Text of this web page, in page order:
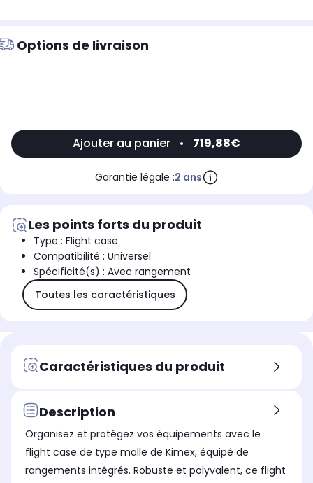
Options de livraison
Ajouter au panier • 719,88€
Garantie légale :2 ans
Les points forts du produit
Type : Flight case
Compatibilité : Universel
Spécificité(s) : Avec rangement
Toutes les caractéristiques
Caractéristiques du produit
Description
Organisez et protégez vos équipements avec le
flight case de type malle de Kimex, équipé de
rangements intégrés. Robuste et polyvalent, ce flight